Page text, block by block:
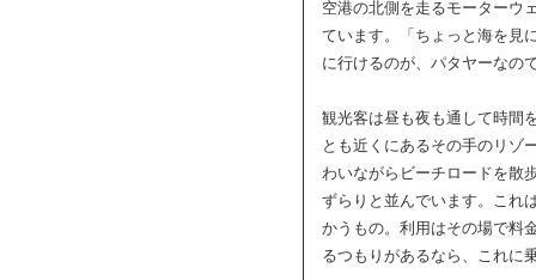
空港の北側を走るモーターウ
ています。「ちょっと海を見
に行けるのが、パタヤーなの
観光客は昼も夜も通して時間
とも近くにあるその手のリゾ
わいながらビーチロードを散
ずらりと並んでいます。これ
かうもの。利用はその場で料
るつもりがあるなら、これに